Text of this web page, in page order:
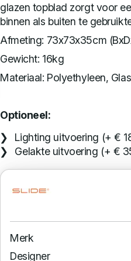
glazen topblad zorgt voor
binnen als buiten te
Afmeting: 73x73x35cm
Gewicht: 16kg
Materiaal: Polyethyleen, Glas
Optioneel:
Lighting uitvoering (+ €
Gelakte uitvoering (+ €
Merk
Designer